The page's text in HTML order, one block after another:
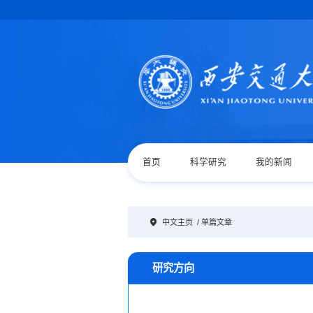
首页 科学研究 我的新闻
中文主页 / 单篇文章
研究方向